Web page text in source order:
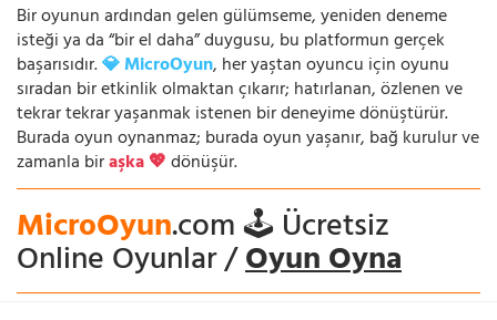
Bir oyunun ardından gelen gülümseme, yeniden deneme
isteği ya da “bir el daha” duygusu, bu platformun gerçek
başarısıdır.💎 MicroOyun, her yaştan oyuncu için oyunu
sıradan bir etkinlik olmaktan çıkarır; hatırlanan, özlenen ve
tekrar tekrar yaşanmak istenen bir deneyime dönüştürür.
Burada oyun oynanmaz; burada oyun yaşanır, bağ kurulur ve
zamanla biraşka 💖dönüşür.
MicroOyun.com 🕹️ Ücretsiz
Online Oyunlar /Oyun Oyna